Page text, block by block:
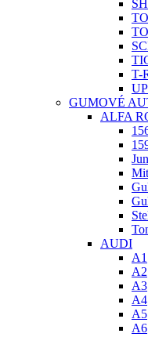
T-
UP
GUMOVÉ
ALFA
AUDI
A1
A2
A3
A4
A5
A6